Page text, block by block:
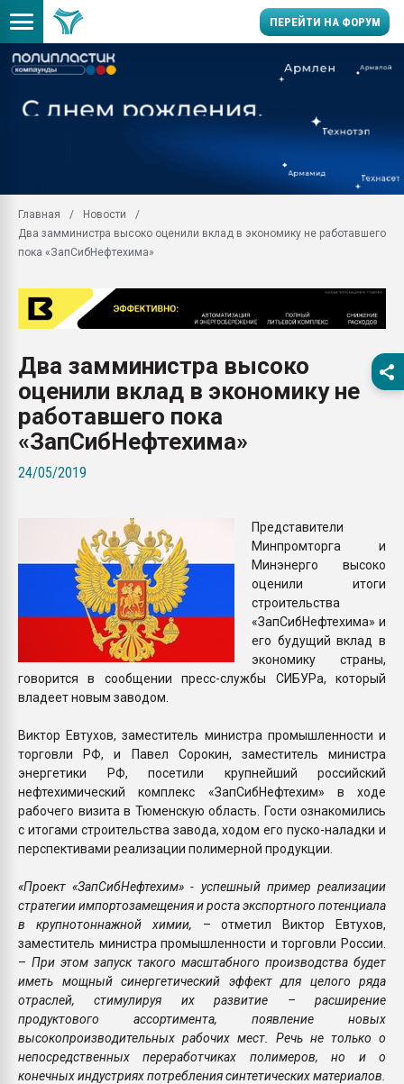
ПЕРЕЙТИ НА ФОРУМ
Вакуум-формовочные
ближайшее
28.07.2026
Всё, что касается
бутылок
вакуумного
Продам отходы
поликарбоната и АБС-
Главная
Новости
Два замминистра высоко оценили вклад в экономику не работавшего
пока «ЗапСибНефтехима»
Два замминистра высоко
оценили вклад в экономику не
работавшего пока
«ЗапСибНефтехима»
24/05/2019
Представители
Минпромторга и
Минэнерго высоко
оценили итоги
строительства
«ЗапСибНефтехима» и
его будущий вклад в
экономику страны,
говорится в сообщении пресс-службы СИБУРа, который
владеет новым заводом.
Виктор Евтухов, заместитель министра промышленности и
торговли РФ, и Павел Сорокин, заместитель министра
энергетики РФ, посетили крупнейший российский
нефтехимический комплекс «ЗапСибНефтехим» в ходе
рабочего визита в Тюменскую область. Гости ознакомились
с итогами строительства завода, ходом его пуско-наладки и
перспективами реализации полимерной продукции.
«Проект «ЗапСибНефтехим» - успешный пример реализации
стратегии импортозамещения и роста экспортного потенциала
в крупнотоннажной химии, – отметил Виктор Евтухов,
заместитель министра промышленности и торговли России.
– При этом запуск такого масштабного производства будет
иметь мощный синергетический эффект для целого ряда
отраслей, стимулируя их развитие – расширение
продуктового ассортимента, появление новых
высокопроизводительных рабочих мест. Речь не только о
непосредственных переработчиках полимеров, но и о
конечных индустриях потребления синтетических материалов.